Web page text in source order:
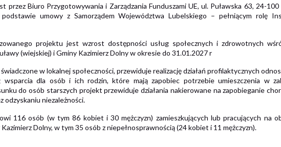
przez Biuro Przygotowywania i Zarządzania Funduszami UE, ul. Puławska 63, 24-100
umowy z Samorządem Województwa Lubelskiego – pełniącym rolę
projektu jest wzrost dostępności usług społecznych i zdrowotnych
(wiejskiej) i Gminy Kazimierz Dolny w okresie do 31.01.2027 r
w lokalnej społeczności, przewiduje realizację działań profilaktycznych
wsparcia dla osób i ich rodzin, które mają zapobiec potrzebie umieszczenia w
do osób starszych projekt przewiduje działania nakierowane na zapobieganie
odzyskaniu niezależności.
116 osób (w tym 86 kobiet i 30 mężczyzn) zamieszkujących lub pracujących na
Dolny, w tym 35 osób z niepełnosprawnością (24 kobiet i 11 mężczyzn).